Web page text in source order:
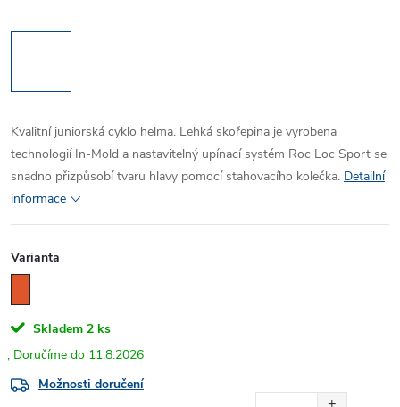
Kvalitní juniorská cyklo helma. Lehká skořepina je vyrobena
technologií In-Mold a nastavitelný upínací systém Roc Loc Sport se
snadno přizpůsobí tvaru hlavy pomocí stahovacího kolečka. Detailní
informace
Varianta
Skladem 2 ks
11.8.2026
Možnosti doručení